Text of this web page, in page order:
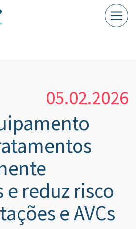
05.02.2026
e reduz risco
e AVCs